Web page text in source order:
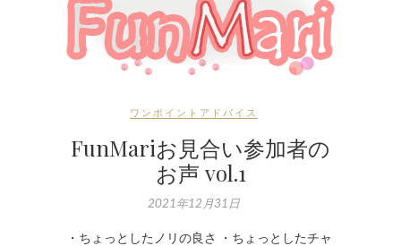
ワンポイントアドバイス
FunMariお見合い参加者の
お声 vol.1
2021年12月31日
・ちょっとしたノリの良さ ・ちょっとしたチャ